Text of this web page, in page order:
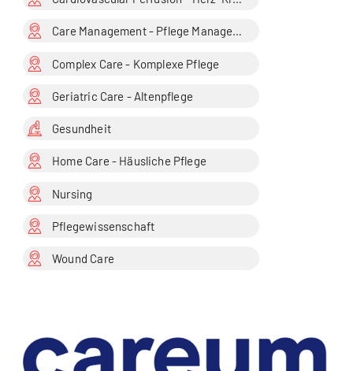
Care Management - Pflege Management
Complex Care - Komplexe Pflege
Geriatric Care - Altenpflege
Gesundheit
Home Care - Häusliche Pflege
Nursing
Pflegewissenschaft
Wound Care